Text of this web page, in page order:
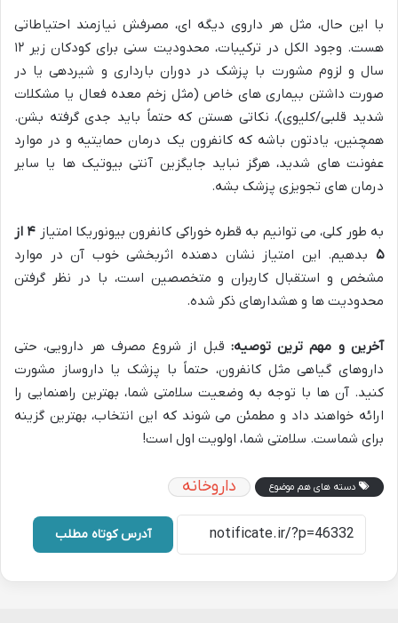
با این حال، مثل هر داروی دیگه ای، مصرفش نیازمند احتیاطاتی
هست. وجود الکل در ترکیبات، محدودیت سنی برای کودکان زیر ۱۲
سال و لزوم مشورت با پزشک در دوران بارداری و شیردهی یا در
صورت داشتن بیماری های خاص (مثل زخم معده فعال یا مشکلات
شدید قلبی/کلیوی)، نکاتی هستن که حتماً باید جدی گرفته بشن.
همچنین، یادتون باشه که کانفرون یک درمان حمایتیه و در موارد
عفونت های شدید، هرگز نباید جایگزین آنتی بیوتیک ها یا سایر
درمان های تجویزی پزشک بشه.
به طور کلی، می توانیم به قطره خوراکی کانفرون بیونوریکا امتیاز
۴ از
۵ بدهیم. این امتیاز نشان دهنده اثربخشی خوب آن در موارد
مشخص و استقبال کاربران و متخصصین است، با در نظر گرفتن
محدودیت ها و هشدارهای ذکر شده.
آخرین و مهم ترین توصیه: قبل از شروع مصرف هر دارویی، حتی
داروهای گیاهی مثل کانفرون، حتماً با پزشک یا داروساز مشورت
کنید. آن ها با توجه به وضعیت سلامتی شما، بهترین راهنمایی را
ارائه خواهند داد و مطمئن می شوند که این انتخاب، بهترین گزینه
برای شماست. سلامتی شما، اولویت اول است!
دسته های هم موضوع داروخانه
آدرس کوتاه مطلب